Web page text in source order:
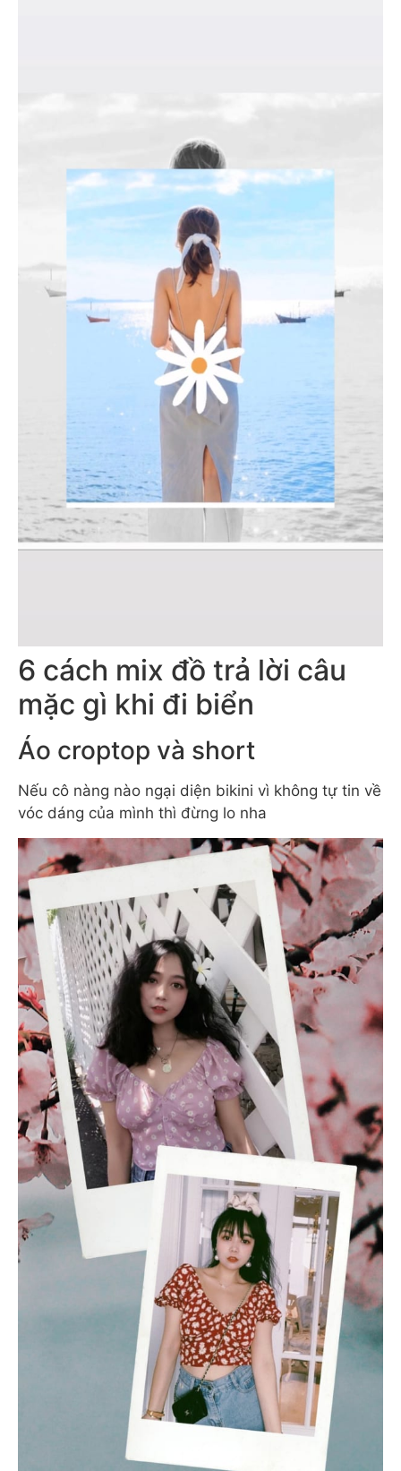
6 cách mix đồ trả lời câu
mặc gì khi đi biển
Áo croptop và short
Nếu cô nàng nào ngại diện bikini vì không tự tin về
vóc dáng của mình thì đừng lo nha